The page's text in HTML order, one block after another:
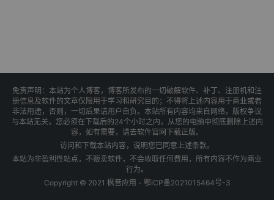
免责声明：本站为个人博客，博客所发布的一切破解软件、补丁、注册机和注
册信息及软件的文章仅限用于学习和研究目的；不得将上述内容用于商业或者
非法用途，否则，一切后果请用户自负。本站所有内容均来自网络，版权争议
与本站无关，您必须在下载后的24个小时之内，从您的电脑中彻底删除上述内
容，如有需要，请去软件官网下载正版。
访问和下载本站内容，说明您已同意上述条款。
本站为非盈利性站点，不贩卖软件，不会收取任何费用，所有内容不作为商业
行为。
Copyright © 2021 枫音应用 - 鄂ICP备2021015464号-3